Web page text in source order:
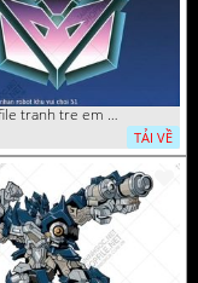
file tranh tre em sieu nhan robot khu vui choi 51
TẢI VỀ